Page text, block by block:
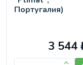
Португалия)
3 544